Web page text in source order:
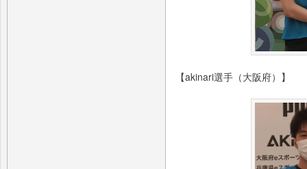
【akinari選手（大阪府）】